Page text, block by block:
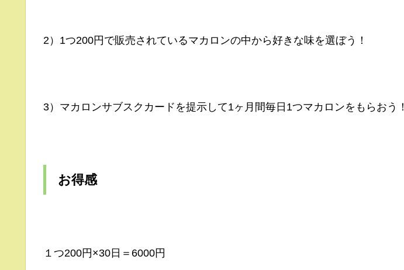
2）1つ200円で販売されているマカロンの中から好きな味を選ぼう！
3）マカロンサブスクカードを提示して1ヶ月間毎日1つマカロンをもらおう！
お得感
１つ200円×30日＝6000円